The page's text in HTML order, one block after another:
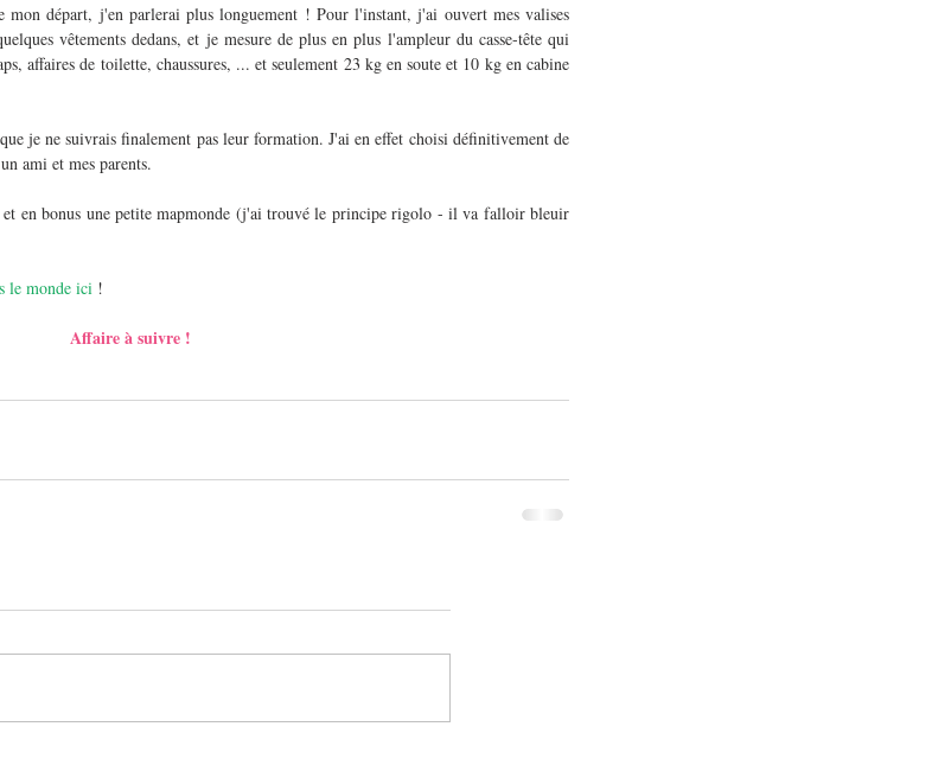
mon départ, j'en parlerai plus longuement ! Pour l'instant, j'ai ouvert mes valises
vêtements dedans, et je mesure de plus en plus l'ampleur du casse-tête qui
affaires de toilette, chaussures, ... et seulement 23 kg en soute et 10 kg en cabine
je ne suivrais finalement pas leur formation. J'ai en effet choisi définitivement de
ami et mes parents.
en bonus une petite mapmonde (j'ai trouvé le principe rigolo - il va falloir bleuir
le monde ici !
Affaire à suivre !